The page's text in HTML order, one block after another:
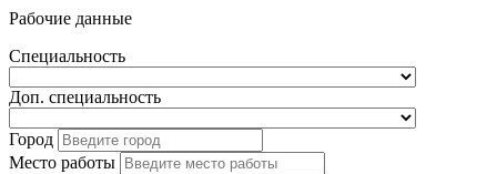
Рабочие данные
Специальность
Доп. специальность
Город
Место работы